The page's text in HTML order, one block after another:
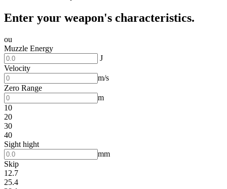
Enter your weapon's characteristics.
ou
Muzzle Energy
J
Velocity
m/s
Zero Range
m
10
20
30
40
Sight hight
mm
Skip
12.7
25.4